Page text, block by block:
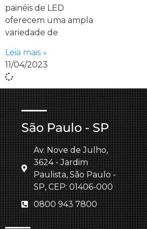
painéis de LED
oferecem uma ampla
variedade de
Leia mais »
11/04/2023
São Paulo - SP
Av. Nove de Julho,
3624 - Jardim
Paulista, São Paulo -
SP, CEP: 01406-000
0800 943 7800